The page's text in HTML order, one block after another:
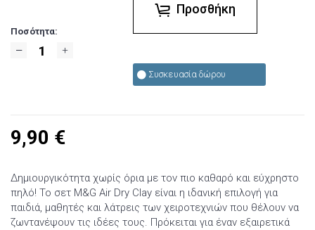
Ποσότητα:
Προσθήκη
Συσκευασία δώρου
9,90 €
Δημιουργικότητα χωρίς όρια με τον πιο καθαρό και εύχρηστο
πηλό! Το σετ M&G Air Dry Clay είναι η ιδανική επιλογή για
παιδιά, μαθητές και λάτρεις των χειροτεχνιών που θέλουν να
ζωντανέψουν τις ιδέες τους. Πρόκειται για έναν εξαιρετικά